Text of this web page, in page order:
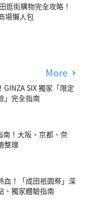
逛街購物完全攻略！
場懶人包
More
SIX 獨家「限定
」完全指南
！大阪、京都、奈
整理
血！「成田祇園祭」深
、獨家體驗指南